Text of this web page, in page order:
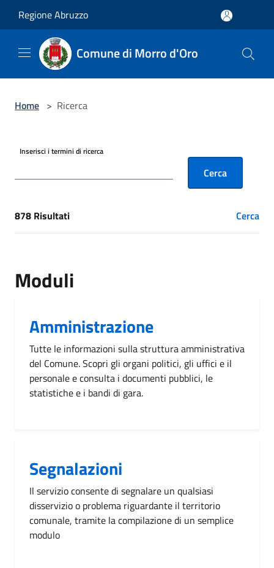
Regione Abruzzo
Comune di Morro d'Oro
Home > Ricerca
Inserisci i termini di ricerca
Cerca
[results] Risultati
878 Risultati Cerca
Moduli
Amministrazione
Tutte le informazioni sulla struttura amministrativa
del Comune. Scopri gli organi politici, gli uffici e il
personale e consulta i documenti pubblici, le
statistiche e i bandi di gara.
Segnalazioni
Il servizio consente di segnalare un qualsiasi
disservizio o problema riguardante il territorio
comunale, tramite la compilazione di un semplice
modulo